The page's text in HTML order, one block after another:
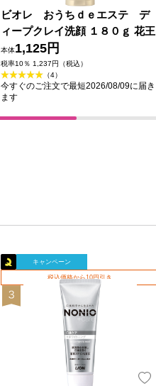
ビオレ おうちｄｅエステ デ
ィープクレイ洗顔 １８０ｇ 花王
本体1,125円
税率10％ 1,237円（税込）
（4）
今すぐのご注文で最短2026/08/09に届き
ます
キャンペーン
税込価格から10円引き